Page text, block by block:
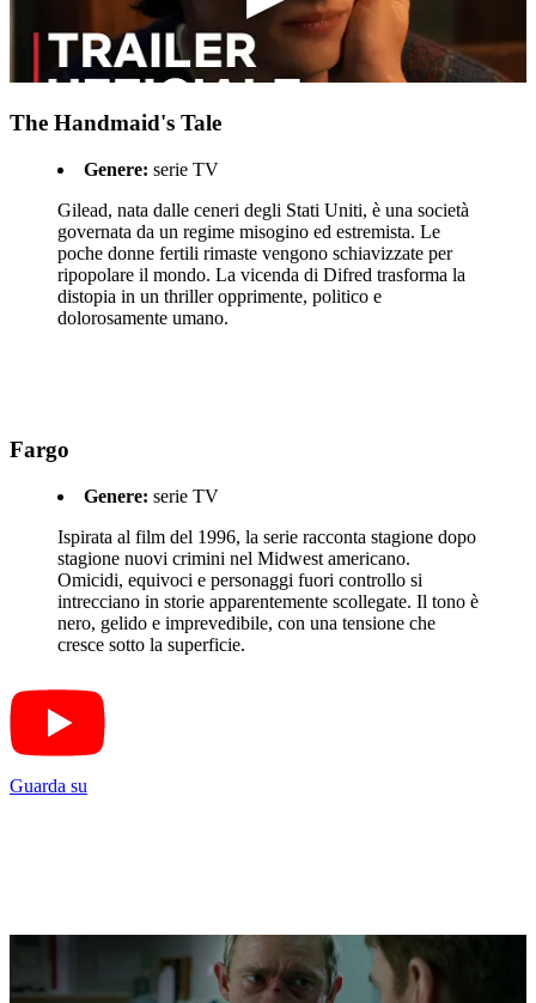
The Handmaid's Tale
Genere: serie TV
Gilead, nata dalle ceneri degli Stati Uniti, è una società
governata da un regime misogino ed estremista. Le
poche donne fertili rimaste vengono schiavizzate per
ripopolare il mondo. La vicenda di Difred trasforma la
distopia in un thriller opprimente, politico e
dolorosamente umano.
Fargo
Genere: serie TV
Ispirata al film del 1996, la serie racconta stagione dopo
stagione nuovi crimini nel Midwest americano.
Omicidi, equivoci e personaggi fuori controllo si
intrecciano in storie apparentemente scollegate. Il tono è
nero, gelido e imprevedibile, con una tensione che
cresce sotto la superficie.
Guarda su